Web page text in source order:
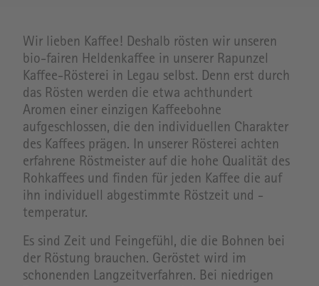
Wir lieben Kaffee! Deshalb rösten wir unseren
bio-fairen Heldenkaffee in unserer Rapunzel
Kaffee-Rösterei in Legau selbst. Denn erst durch
das Rösten werden die etwa achthundert
Aromen einer einzigen Kaffeebohne
aufgeschlossen, die den individuellen Charakter
des Kaffees prägen. In unserer Rösterei achten
erfahrene Röstmeister auf die hohe Qualität des
Rohkaffees und finden für jeden Kaffee die auf
ihn individuell abgestimmte Röstzeit und -
temperatur.
Es sind Zeit und Feingefühl, die die Bohnen bei
der Röstung brauchen. Geröstet wird im
schonenden Langzeitverfahren. Bei niedrigen